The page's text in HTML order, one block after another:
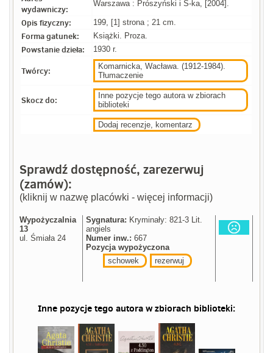
wydawniczy:
Warszawa : Prószyński i S-ka, [2004].
Opis fizyczny: 199, [1] strona ; 21 cm.
Forma gatunek: Książki. Proza.
Powstanie dzieła: 1930 r.
Twórcy:
Komarnicka, Wacława. (1912-1984).
Tłumaczenie
Skocz do:
Inne pozycje tego autora w zbiorach
biblioteki
Dodaj recenzje, komentarz
Sprawdź dostępność, zarezerwuj
(zamów):
(kliknij w nazwę placówki - więcej informacji)
Wypożyczalnia
13
ul. Śmiała 24
Sygnatura: Kryminały: 821-3 Lit.
angiels
Numer inw.: 667
Pozycja wypożyczona
schowek
rezerwuj
Inne pozycje tego autora w zbiorach biblioteki: